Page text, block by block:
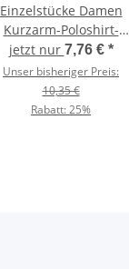
Einzelstücke Damen
Kurzarm-Poloshirt-
Baumwollpiqué /
Kariban K255
jetzt nur 7,76 € *
Unser bisheriger Preis:
10,35 €
Rabatt:25%